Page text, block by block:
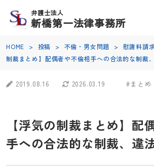
弁護士法人
新橋第一法律事務所
HOME > 投稿 > 不倫・男女問題 > 慰謝料請
制裁まとめ】配偶者や不倫相手への合法的な制裁
2019.08.16 2026.03.19 #まとめ
【浮気の制裁まとめ】配
手への合法的な制裁、違